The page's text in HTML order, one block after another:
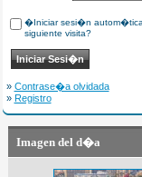
�Iniciar sesi�n
siguiente visita?
» Contrase�a olvidada
» Registro
Imagen del d�a